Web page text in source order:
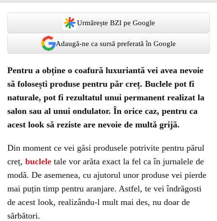
Urmărește BZI pe Google
Adaugă-ne ca sursă preferată în Google
Pentru a obține o coafură luxuriantă vei avea nevoie
să folosești produse pentru păr creț. Buclele pot fi
naturale, pot fi rezultatul unui permanent realizat la
salon sau al unui ondulator. În orice caz, pentru ca
acest look să reziste are nevoie de multă grijă.
Din moment ce vei găsi produsele potrivite pentru părul
creț, buclele tale vor arăta exact la fel ca în jurnalele de
modă. De asemenea, cu ajutorul unor produse vei pierde
mai puțin timp pentru aranjare. Astfel, te vei îndrăgosti
de acest look, realizându-l mult mai des, nu doar de
sărbători.